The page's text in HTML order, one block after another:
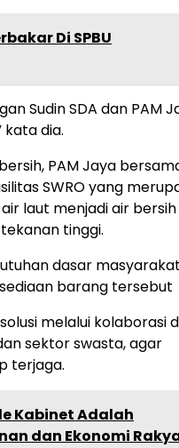
Di SPBU
Sudin SDA dan PAM
dia.
PAM Jaya
SWRO yang
laut menjadi air bersih
tinggi.
dasar
barang tersebut
melalui kolaborasi
sektor swasta, agar
terjaga.
Kabinet Adalah
dan Ekonomi